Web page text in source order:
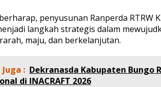
penyusunan Ranperda RTRW
langkah strategis dalam
maju, dan berkelanjutan.
Juga : Dekranasda Kabupaten Bungo
di INACRAFT 2026